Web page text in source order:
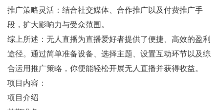
推广策略灵活：结合社交媒体、合作推广以及付费推广手
段，扩大影响力与受众范围。
综上所述：无人直播为直播爱好者提供了便捷、高效的盈利
途径。通过简单准备设备、选择主题、设置互动环节以及综
合运用推广策略，你便能轻松开展无人直播并获得收益。
项目内容：
项目介绍